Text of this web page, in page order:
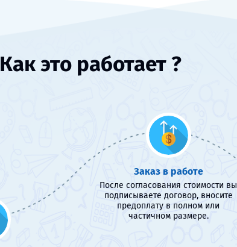
Как это работает ?
Заказ в работе
После согласования стоимости вы
подписываете договор, вносите
предоплату в полном или
частичном размере.